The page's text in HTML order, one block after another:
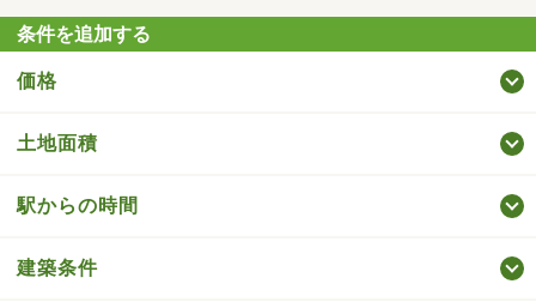
条件を追加する
価格
土地面積
駅からの時間
建築条件